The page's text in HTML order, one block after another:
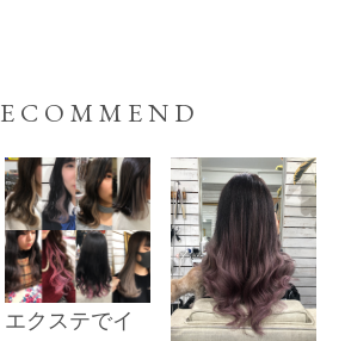
ECOMMEND
エクステでイ